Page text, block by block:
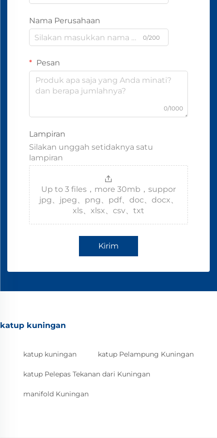
Nama Perusahaan
0/200
Pesan
0/1000
Lampiran
Silakan unggah setidaknya satu
lampiran
Up to 3 files，more 30mb，suppor
jpg、jpeg、png、pdf、doc、docx、
xls、xlsx、csv、txt
Kirim
katup kuningan
katup kuningan katup Pelampung Kuningan
katup Pelepas Tekanan dari Kuningan
manifold Kuningan